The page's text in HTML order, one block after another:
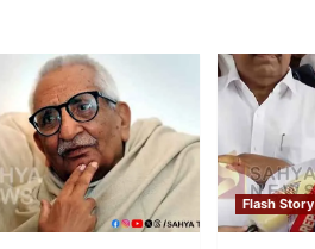
Flash Story